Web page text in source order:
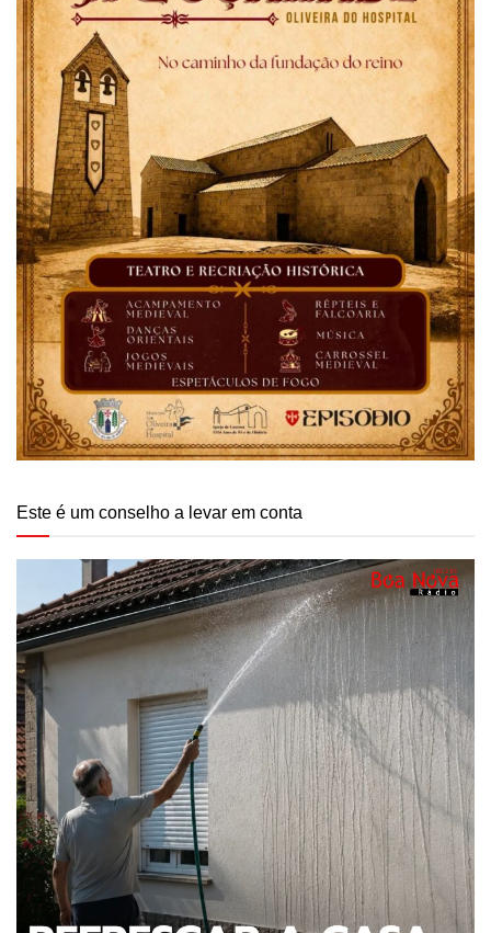
Este é um conselho a levar em conta